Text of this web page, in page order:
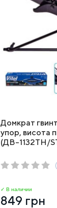
Домкрат
упор, висота
(ДВ-1132ТН/
✓ В наличии
849 грн